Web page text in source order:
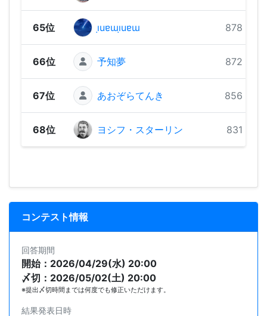
65位 ı̣uɐɯı̣uɐɯ 878 pts
66位 予知夢 872 pts
67位 あおぞらてんき 856 pts
68位 ヨシフ・スターリン 831 pts
コンテスト情報
回答期間
開始：2026/04/29(水) 20:00
〆切：2026/05/02(土) 20:00
※提出〆切時間までは何度でも修正いただけます。
結果発表日時